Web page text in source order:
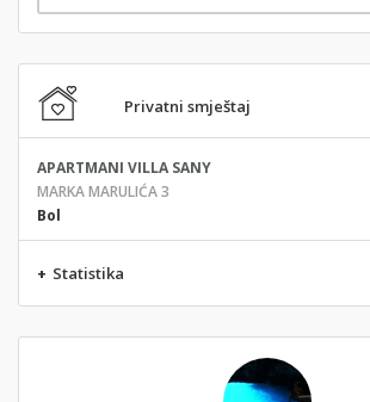
Privatni smještaj
APARTMANI VILLA SANY
MARKA MARULIĆA 3
Bol
+ Statistika